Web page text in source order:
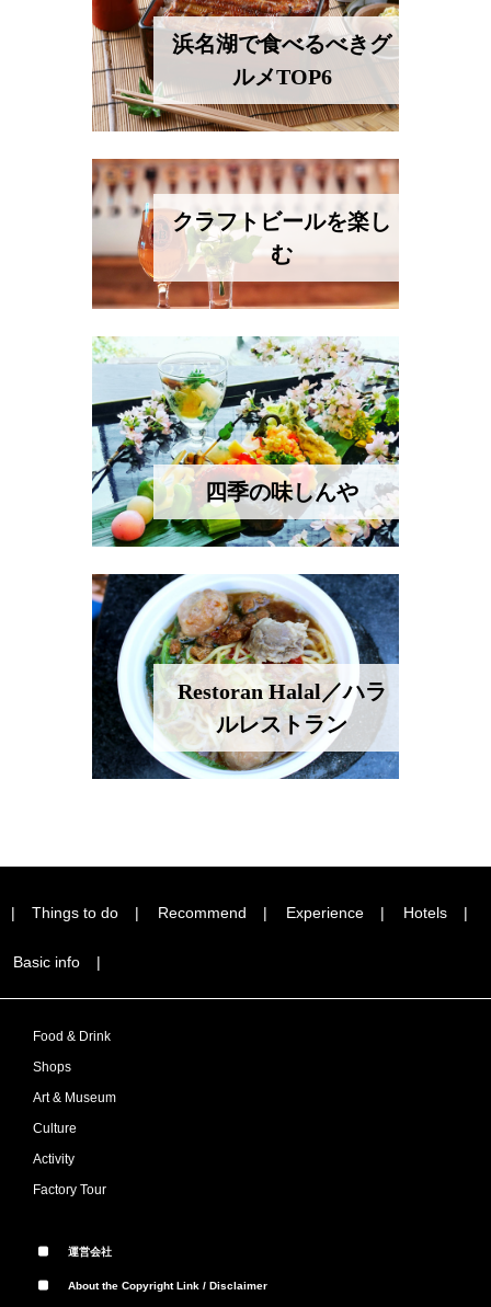
浜名湖で食べるべきグ
ルメTOP6
クラフトビールを楽し
む
四季の味しんや
Restoran Halal／ハラ
ルレストラン
Things to do Recommend Experience Hotels
Basic info
Food & Drink
Shops
Art & Museum
Culture
Activity
Factory Tour
運営会社
About the Copyright Link / Disclaimer